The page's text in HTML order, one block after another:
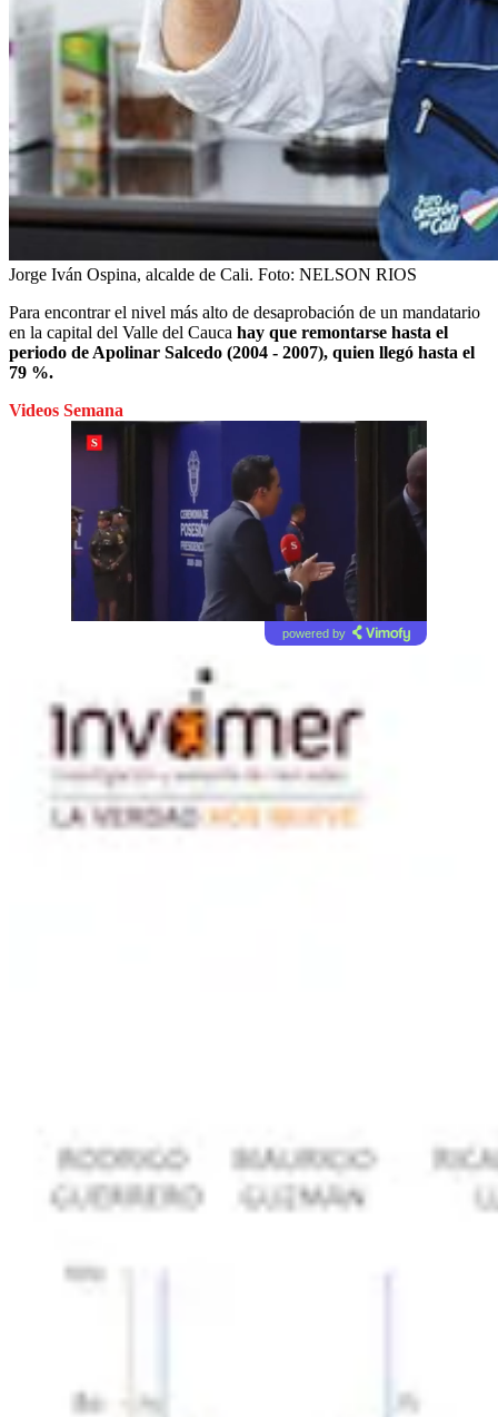
Jorge Iván Ospina, alcalde de Cali. Foto: NELSON RIOS
Para encontrar el nivel más alto de desaprobación de un mandatario
en la capital del Valle del Cauca hay que remontarse hasta el
periodo de Apolinar Salcedo (2004 - 2007), quien llegó hasta el
79 %.
Videos Semana
powered by